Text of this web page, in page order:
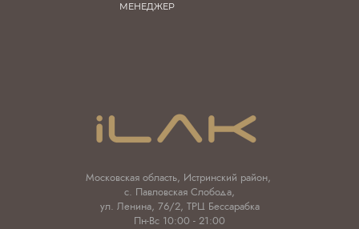
МЕНЕДЖЕР
Московская область, Истринский район,
с. Павловская Слобода,
ул. Ленина, 76/2, ТРЦ Бессарабка
Пн-Вс 10:00 - 21:00